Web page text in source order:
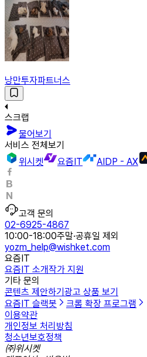
낭만투자파트너스
스크랩
물어보기
서비스 전체보기
위시켓
요즘IT AIDP - AX
고객 문의
02-6925-4867
10:00-18:00주말·공휴일 제외
yozm_help@wishket.com
요즘IT
요즘IT 소개작가 지원
기타 문의
콘텐츠 제안하기광고 상품 보기
요즘IT 슬랙봇
크롬 확장 프로그램
이용약관
개인정보 처리방침
청소년보호정책
㈜위시켓